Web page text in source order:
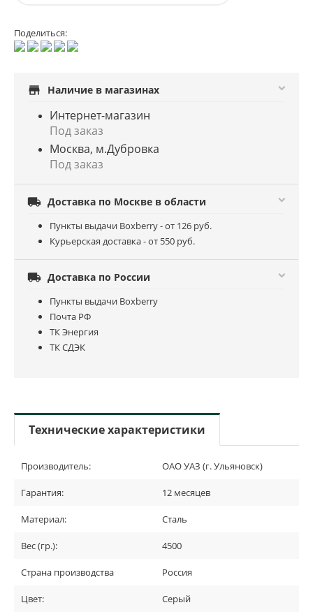
Поделиться:
store Наличие в магазинах
Интернет-магазин
Под заказ
Москва, м.Дубровка
Под заказ
 Доставка по Москве в области
Пункты выдачи Boxberry - от 126 руб.
Курьерская доставка - от 550 руб.
 Доставка по России
Пункты выдачи Boxberry
Почта РФ
ТК Энергия
ТК СДЭК
Технические характеристики
Производитель: ОАО УАЗ (г. Ульяновск)
Гарантия: 12 месяцев
Материал: Сталь
Вес (гр.): 4500
Страна производства Россия
Цвет: Серый